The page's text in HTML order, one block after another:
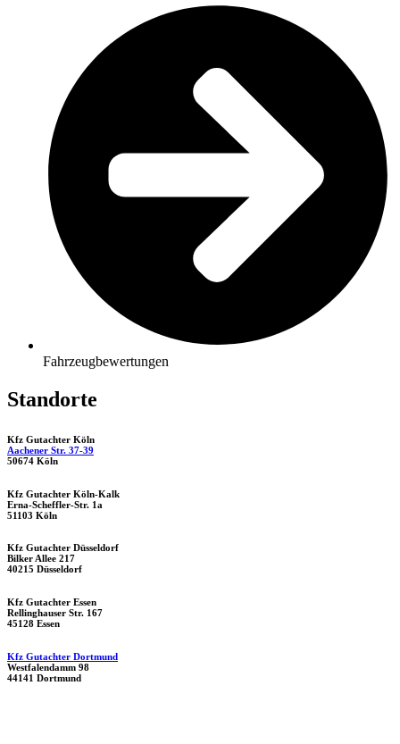
Fahrzeugbewertungen
Standorte
Kfz Gutachter Köln
Aachener Str. 37-39
50674 Köln
Kfz Gutachter Köln-Kalk
Erna-Scheffler-Str. 1a
51103 Köln
Kfz Gutachter Düsseldorf
Bilker Allee 217
40215 Düsseldorf
Kfz Gutachter Essen
Rellinghauser Str. 167
45128 Essen
Kfz Gutachter Dortmund
Westfalendamm 98
44141 Dortmund